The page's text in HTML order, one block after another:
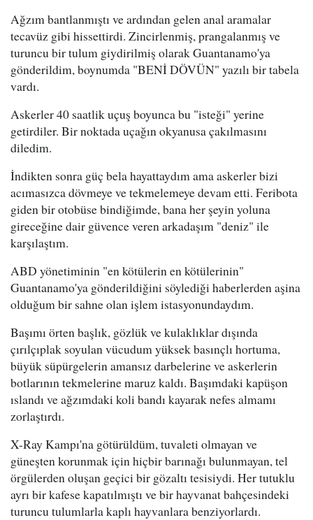
Ağzım bantlanmıştı ve ardından gelen anal aramalar
tecavüz gibi hissettirdi. Zincirlenmiş, prangalanmış ve
turuncu bir tulum giydirilmiş olarak Guantanamo'ya
gönderildim, boynumda "BENİ DÖVÜN" yazılı bir tabela
vardı.
Askerler 40 saatlik uçuş boyunca bu "isteği" yerine
getirdiler. Bir noktada uçağın okyanusa çakılmasını
diledim.
İndikten sonra güç bela hayattaydım ama askerler bizi
acımasızca dövmeye ve tekmelemeye devam etti. Feribota
giden bir otobüse bindiğimde, bana her şeyin yoluna
gireceğine dair güvence veren arkadaşım "deniz" ile
karşılaştım.
ABD yönetiminin "en kötülerin en kötülerinin"
Guantanamo'ya gönderildiğini söylediği haberlerden aşina
olduğum bir sahne olan işlem istasyonundaydım.
Başımı örten başlık, gözlük ve kulaklıklar dışında
çırılçıplak soyulan vücudum yüksek basınçlı hortuma,
büyük süpürgelerin amansız darbelerine ve askerlerin
botlarının tekmelerine maruz kaldı. Başımdaki kapüşon
ıslandı ve ağzımdaki koli bandı kayarak nefes almamı
zorlaştırdı.
X-Ray Kampı'na götürüldüm, tuvaleti olmayan ve
güneşten korunmak için hiçbir barınağı bulunmayan, tel
örgülerden oluşan geçici bir gözaltı tesisiydi. Her tutuklu
ayrı bir kafese kapatılmıştı ve bir hayvanat bahçesindeki
turuncu tulumlarla kaplı hayvanlara benziyorlardı.